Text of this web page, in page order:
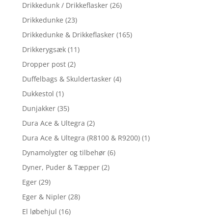
Drikkedunk / Drikkeflasker (26)
Drikkedunke (23)
Drikkedunke & Drikkeflasker (165)
Drikkerygsæk (11)
Dropper post (2)
Duffelbags & Skuldertasker (4)
Dukkestol (1)
Dunjakker (35)
Dura Ace & Ultegra (2)
Dura Ace & Ultegra (R8100 & R9200) (1)
Dynamolygter og tilbehør (6)
Dyner, Puder & Tæpper (2)
Eger (29)
Eger & Nipler (28)
El løbehjul (16)